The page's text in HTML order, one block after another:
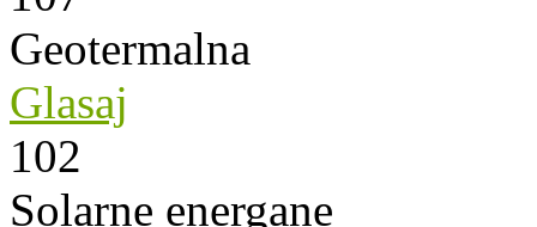
Geotermalna
Glasaj
102
Solarne energane